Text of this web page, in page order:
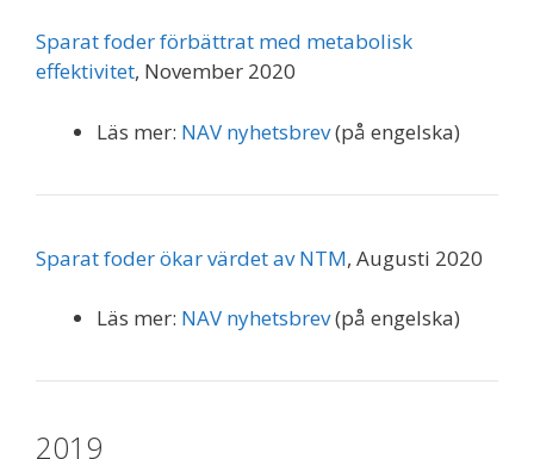
Sparat foder förbättrat med metabolisk
effektivitet, November 2020
Läs mer: NAV nyhetsbrev(på engelska)
Sparat foder ökar värdet av NTM, Augusti 2020
Läs mer: NAV nyhetsbrev(på engelska)
2019